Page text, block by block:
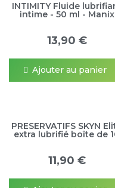
INTIMITY Fluide
intime - 50 ml - Manix
13,90 €
Ajouter au panier
PRESERVATIFS SKYN
extra lubrifié boîte de
11,90 €